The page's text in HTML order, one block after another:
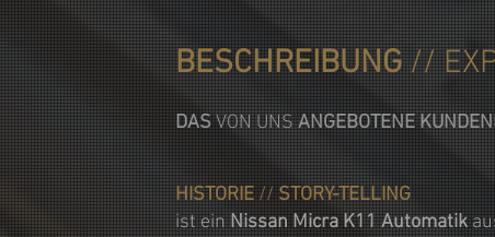
BESCHREIBUNG//
DASVON UNSANGEBOTENE
HISTORIE // STORY-TELLING
ist ein Nissan Micra K11 Automatik